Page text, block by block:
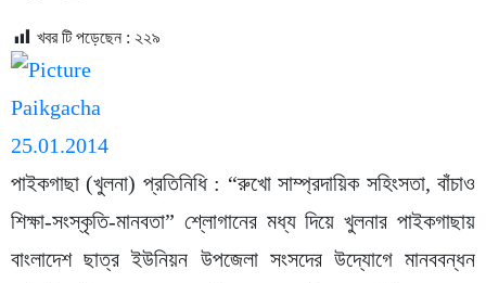
খবর টি পড়েছেন : ২২৯
পাইকগাছা (খুলনা) প্রতিনিধি : “রুখো সাম্প্রদায়িক সহিংসতা, বাঁচাও
শিক্ষা-সংস্কৃতি-মানবতা” শ্লোগানের মধ্য দিয়ে খুলনার পাইকগাছায়
বাংলাদেশ ছাত্র ইউনিয়ন উপজেলা সংসদের উদ্যোগে মানববন্ধন